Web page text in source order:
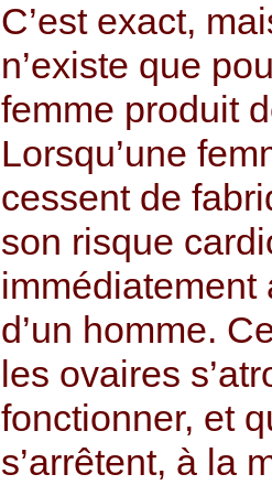
C’est exact,
n’existe que
femme produit
Lorsqu’une
cessent de
son risque
immédiatement
d’un homme.
les ovaires
fonctionner, et
s’arrêtent, à la